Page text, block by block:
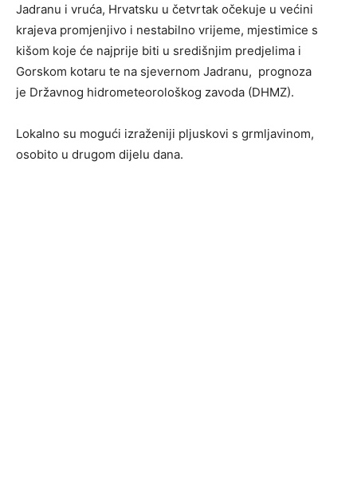
Jadranu i vruća, Hrvatsku u četvrtak očekuje u većini
krajeva promjenjivo i nestabilno vrijeme, mjestimice s
kišom koje će najprije biti u središnjim predjelima i
Gorskom kotaru te na sjevernom Jadranu, prognoza
je Državnog hidrometeorološkog zavoda (DHMZ).
Lokalno su mogući izraženiji pljuskovi s grmljavinom,
osobito u drugom dijelu dana.